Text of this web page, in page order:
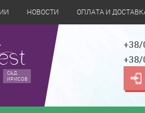
НОВОСТИ ОПЛАТА И
САД
ИРИСОВ